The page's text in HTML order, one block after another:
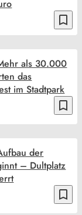
bookmark_border
bookmark_border
als 30.000
das
im Stadtpark
bookmark_border
der
– Dultplatz